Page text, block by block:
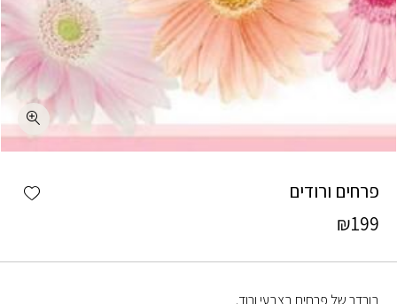
פרחים ורודים
₪199
בורדר של פרחים בצבעי ורוד.